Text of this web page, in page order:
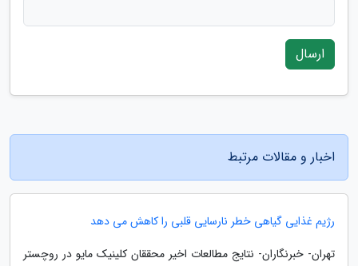
ارسال
اخبار و مقالات مرتبط
رژیم غذایی گیاهی خطر نارسایی قلبی را کاهش می دهد
تهران- خبرنگاران- نتایج مطالعات اخیر محققان کلینیک مایو در روچستر